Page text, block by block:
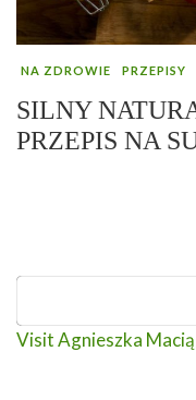
NA ZDROWIE PRZEPISY
SILNY
PRZEPIS NA
Visit Agnieszka